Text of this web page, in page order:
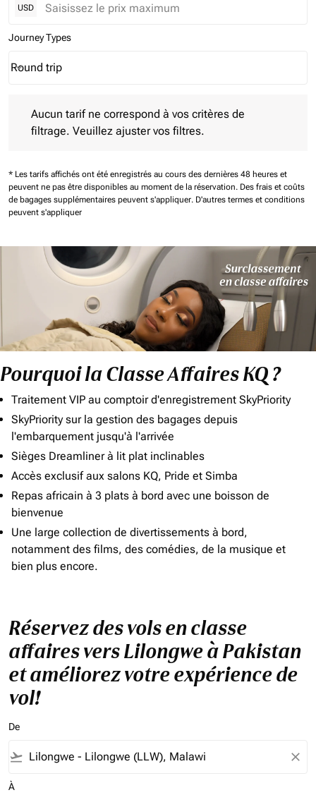
USD
Journey Types
Journey Types option Round trip Selected
Round trip
keyboard_arrow_down
Aucun tarif ne correspond à vos critères de
filtrage. Veuillez ajuster vos filtres.
* Les tarifs affichés ont été enregistrés au cours des dernières 48 heures et
peuvent ne pas être disponibles au moment de la réservation. Des frais et coûts
de bagages supplémentaires peuvent s'appliquer. D'autres termes et conditions
peuvent s'appliquer
Pourquoi la Classe Affaires KQ ?
Traitement VIP au comptoir d'enregistrement SkyPriority
SkyPriority sur la gestion des bagages depuis
l'embarquement jusqu'à l'arrivée
Sièges Dreamliner à lit plat inclinables
Accès exclusif aux salons KQ, Pride et Simba
Repas africain à 3 plats à bord avec une boisson de
bienvenue
Une large collection de divertissements à bord,
notamment des films, des comédies, de la musique et
bien plus encore.
Réservez des vols en classe
affaires vers Lilongwe à Pakistan
et améliorez votre expérience de
vol!
De
flight_takeoff close
À